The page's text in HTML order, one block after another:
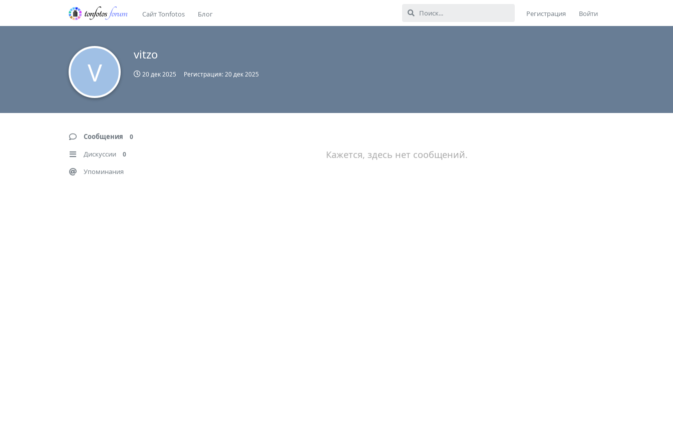
Сайт Tonfotos Блог Регистрация Войти
V
vitzo
20 дек 2025 Регистрация:20 дек 2025
Сообщения 0
Дискуссии 0
Упоминания
Кажется, здесь нет сообщений.